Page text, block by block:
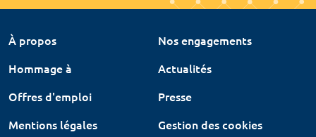
À propos
Nos engagements
Hommage à
Actualités
Offres d'emploi
Presse
Mentions légales
Gestion des cookies